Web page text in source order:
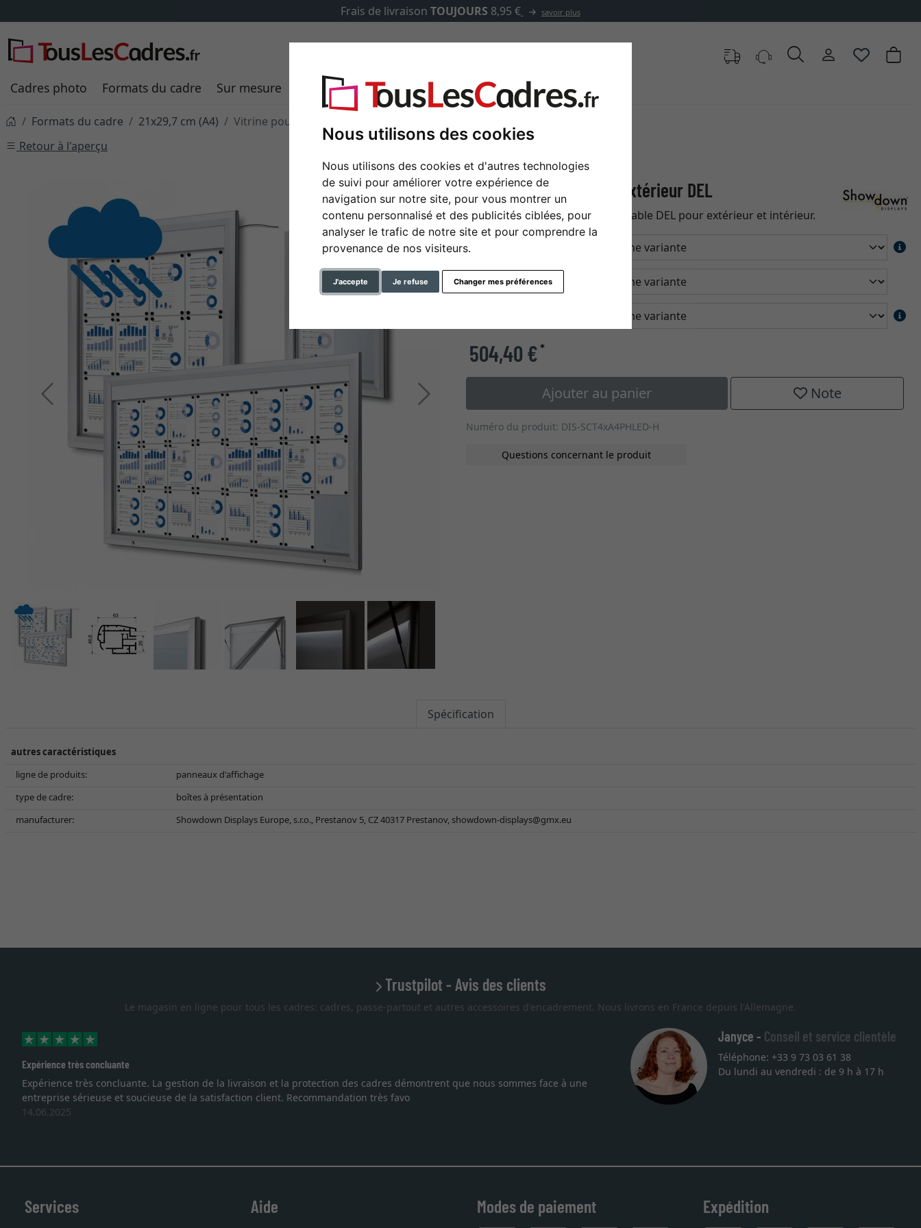
Nous utilisons des cookies
Nous utilisons des cookies et d'autres technologies
de suivi pour améliorer votre expérience de
navigation sur notre site, pour vous montrer un
contenu personnalisé et des publicités ciblées, pour
analyser le trafic de notre site et pour comprendre la
provenance de nos visiteurs.
J'accepte Je refuse Changer mes préférences
Frais de livraison TOUJOURS 8,95 € savoir plus
Cadres photo Formats du cadre Sur mesure Passe-partout Marques Accessoires
Formats du cadre 21x29,7 cm (A4)
Vitrine pour l'usage à l'extérieur DEL
Retour à l'aperçu
Retour Continuer
Vitrine pour l'usage à l'extérieur DEL
Vitrine verrouillable et imperméable DEL pour extérieur et intérieur.
couleur
504,40 €*
Ajouter au panier Note
Numéro du produit: DIS-SCT4xA4PHLED-H
Questions concernant le produit
Spécification
autres caractéristiques
ligne de produits:
panneaux d'affichage
type de cadre:
boîtes à présentation
manufacturer:
Showdown Displays Europe, s.r.o., Prestanov 5, CZ 40317 Prestanov,showdown-displays@gmx.eu
Trustpilot - Avis des clients
Le magasin en ligne pour tous les cadres: cadres, passe-partout et autres accessoires d'encadrement. Nous livrons en France depuis l'Allemagne.
Expérience très concluante
Expérience très concluante. La gestion de la livraison et la protection des cadres démontrent que nous sommes face à une
entreprise sérieuse et soucieuse de la satisfaction client. Recommandation très favo
14.06.2025
Janyce - Conseil et service clientèle
Téléphone: +33 9 73 03 61 38
Du lundi au vendredi : de 9 h à 17 h
Services Aide Modes de paiement Expédition